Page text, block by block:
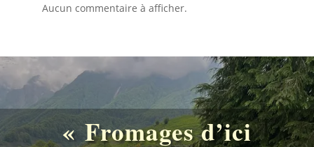
Aucun commentaire à afficher.
« Fromages d’ici